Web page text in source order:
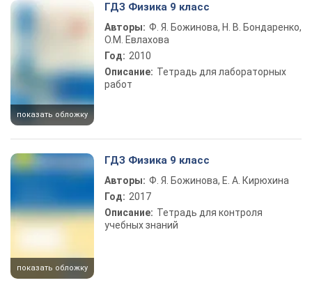
показать обложку
ГДЗ Физика 9 класс
Авторы: Ф. Я. Божинова, Н. В. Бондаренко,
О.М. Евлахова
Год: 2010
Описание: Тетрадь для лабораторных
работ
показать обложку
ГДЗ Физика 9 класс
Авторы: Ф. Я. Божинова, Е. А. Кирюхина
Год: 2017
Описание: Тетрадь для контроля
учебных знаний